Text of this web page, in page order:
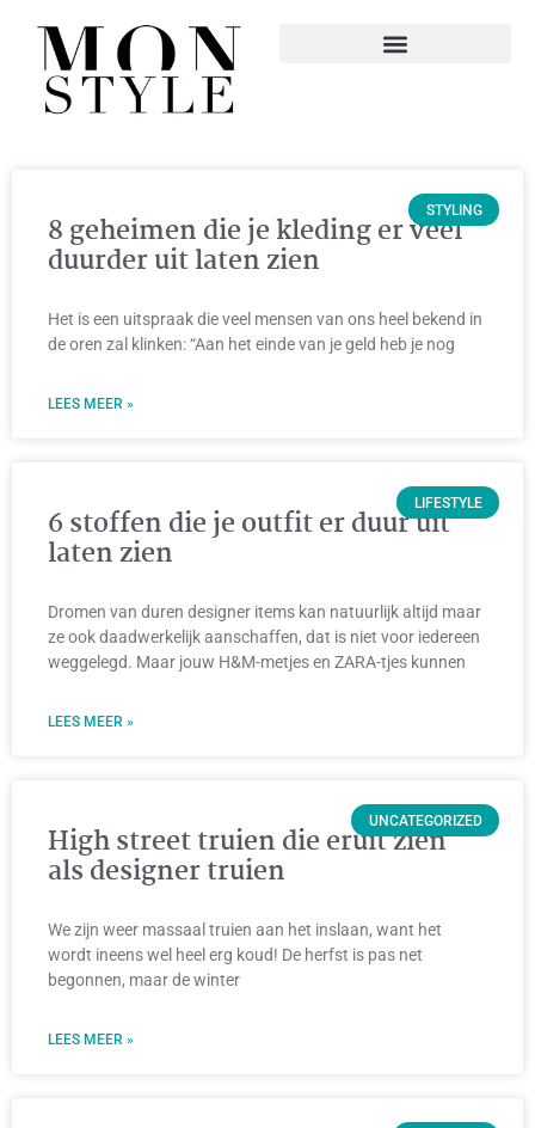
STYLING
8 geheimen die je kleding er veel
duurder uit laten zien
Het is een uitspraak die veel mensen van ons heel bekend in
de oren zal klinken: “Aan het einde van je geld heb je nog
LEES MEER »
LIFESTYLE
6 stoffen die je outfit er duur uit
laten zien
Dromen van duren designer items kan natuurlijk altijd maar
ze ook daadwerkelijk aanschaffen, dat is niet voor iedereen
weggelegd. Maar jouw H&M-metjes en ZARA-tjes kunnen
LEES MEER »
UNCATEGORIZED
High street truien die eruit zien
als designer truien
We zijn weer massaal truien aan het inslaan, want het
wordt ineens wel heel erg koud! De herfst is pas net
begonnen, maar de winter
LEES MEER »